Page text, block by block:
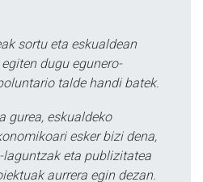
sortu eta eskualdean
dugu egunero-
talde handi batek.
gurea, eskualdeko
esker bizi dena,
eta publizitatea
aurrera egin dezan.